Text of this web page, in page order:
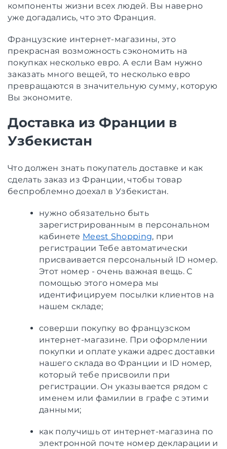
компоненты жизни всех людей. Вы наверно
уже догадались, что это Франция.
Французские интернет-магазины, это
прекрасная возможность сэкономить на
покупках несколько евро. А если Вам нужно
заказать много вещей, то несколько евро
превращаются в значительную сумму, которую
Вы экономите.
Доставка из Франции в
Узбекистан
Что должен знать покупатель доставке и как
сделать заказ из Франции, чтобы товар
беспроблемно доехал в Узбекистан.
нужно обязательно быть
зарегистрированным в персональном
кабинете Meest Shopping, при
регистрации Тебе автоматически
присваивается персональный ID номер.
Этот номер - очень важная вещь. С
помощью этого номера мы
идентифицируем посылки клиентов на
нашем складе;
соверши покупку во французском
интернет-магазине. При оформлении
покупки и оплате укажи адрес доставки
нашего склада во Франции и ID номер,
который тебе присвоили при
регистрации. Он указывается рядом с
именем или фамилии в графе с этими
данными;
как получишь от интернет-магазина по
электронной почте номер декларации и